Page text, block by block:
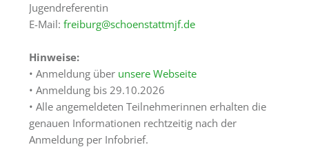
Gastronomie
Gästezimmer
Haus
&
Lage
Jugendreferentin
E-Mail: freiburg@schoenstattmjf.de
Hinweise:
• Anmeldung über unsere Webseite
• Anmeldung bis 29.10.2026
• Alle angemeldeten Teilnehmerinnen erhalten die
genauen Informationen rechtzeitig nach der
Anmeldung per Infobrief.